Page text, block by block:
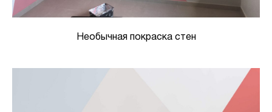
Необычная покраска стен